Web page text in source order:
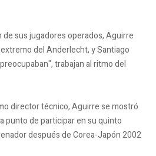
de sus jugadores operados, Aguirre
del Anderlecht, y Santiago
trabajan al ritmo del
director técnico, Aguirre se mostró
punto de participar en su quinto
después de Corea-Japón 2002